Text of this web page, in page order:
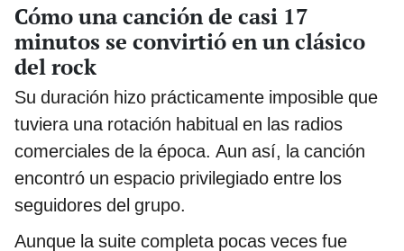
Cómo una canción de casi 17
minutos se convirtió en un clásico
del rock
Su duración hizo prácticamente imposible que
tuviera una rotación habitual en las radios
comerciales de la época. Aun así, la canción
encontró un espacio privilegiado entre los
seguidores del grupo.
Aunque la suite completa pocas veces fue